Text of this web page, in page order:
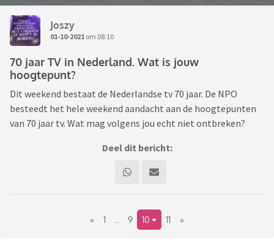
Joszy
01-10-2021 om 08:10
70 jaar TV in Nederland. Wat is jouw
hoogtepunt?
Dit weekend bestaat de Nederlandse tv 70 jaar. De NPO
besteedt het hele weekend aandacht aan de hoogtepunten
van 70 jaar tv. Wat mag volgens jou echt niet ontbreken?
Deel dit bericht:
« 1 9 10 11 »